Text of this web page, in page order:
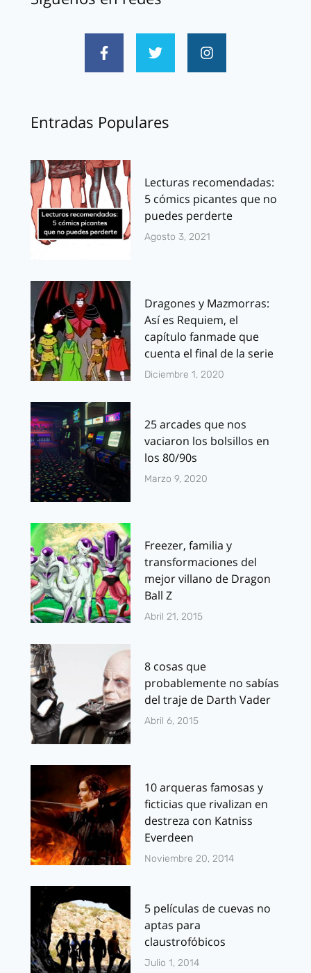
Entradas Populares
Lecturas recomendadas:
5 cómics picantes que no
puedes perderte
Agosto 3, 2021
Dragones y Mazmorras:
Así es Requiem, el
capítulo fanmade que
cuenta el final de la serie
Diciembre 1, 2020
25 arcades que nos
vaciaron los bolsillos en
los 80/90s
Marzo 9, 2020
Freezer, familia y
transformaciones del
mejor villano de Dragon
Ball Z
Abril 21, 2015
8 cosas que
probablemente no sabías
del traje de Darth Vader
Abril 6, 2015
10 arqueras famosas y
ficticias que rivalizan en
destreza con Katniss
Everdeen
Noviembre 20, 2014
5 películas de cuevas no
aptas para
claustrofóbicos
Julio 1, 2014